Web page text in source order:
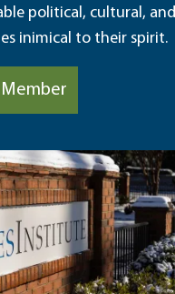
political, cultural, and
inimical to their spirit.